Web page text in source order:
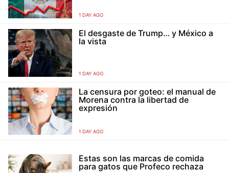
1 DAY AGO
El desgaste de Trump… y México a
la vista
1 DAY AGO
La censura por goteo: el manual de
Morena contra la libertad de
expresión
1 DAY AGO
Estas son las marcas de comida
para gatos que Profeco rechaza